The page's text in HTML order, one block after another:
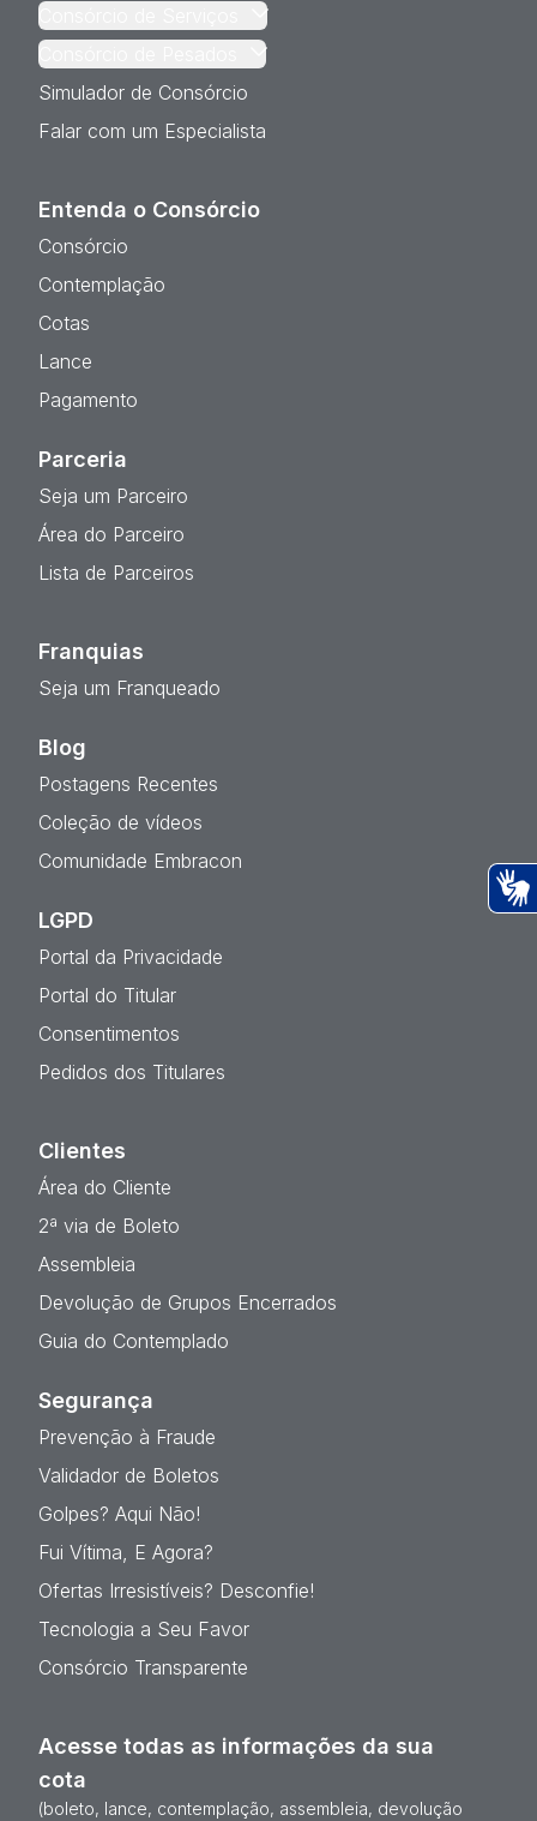
Simulador de Consórcio
Falar com um Especialista
Entenda o Consórcio
Consórcio
Contemplação
Cotas
Lance
Pagamento
Parceria
Seja um Parceiro
Área do Parceiro
Lista de Parceiros
Franquias
Seja um Franqueado
Blog
Postagens Recentes
Coleção de vídeos
Comunidade Embracon
LGPD
Portal da Privacidade
Portal do Titular
Consentimentos
Pedidos dos Titulares
Clientes
Área do Cliente
2ª via de Boleto
Assembleia
Devolução de Grupos Encerrados
Guia do Contemplado
Segurança
Prevenção à Fraude
Validador de Boletos
Golpes? Aqui Não!
Fui Vítima, E Agora?
Ofertas Irresistíveis? Desconfie!
Tecnologia a Seu Favor
Consórcio Transparente
Acesse todas as informações da sua
cota
(boleto, lance, contemplação, assembleia, devolução